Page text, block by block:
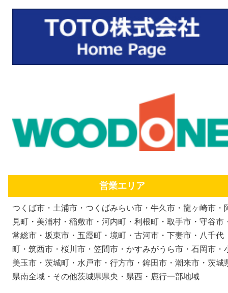
営業エリア
つくば市・土浦市・つくばみらい市・牛久市・龍ヶ崎市・
見町・美浦村・稲敷市・河内町・利根町・取手市・守谷市
常総市・坂東市・五霞町・境町・古河市・下妻市・八千代
町・筑西市・桜川市・笠間市・かすみがうら市・石岡市・
美玉市・茨城町・水戸市・行方市・鉾田市・潮来市・茨城
県南全域・その他茨城県県央・県西・鹿行一部地域